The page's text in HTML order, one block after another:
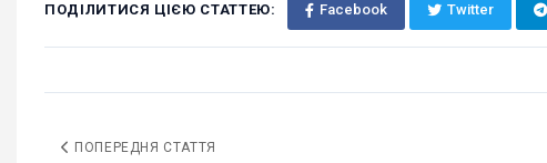
ПОДІЛИТИСЯ ЦІЄЮ СТАТТЕЮ: Facebook Twitter
ПОПЕРЕДНЯ СТАТТЯ